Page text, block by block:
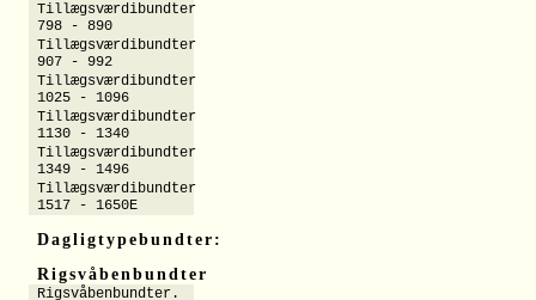
Tillægsværdibundter
798 - 890
Tillægsværdibundter
907 - 992
Tillægsværdibundter
1025 - 1096
Tillægsværdibundter
1130 - 1340
Tillægsværdibundter
1349 - 1496
Tillægsværdibundter
1517 - 1650E
Dagligtypebundter:
Rigsvåbenbundter
Rigsvåbenbundter.